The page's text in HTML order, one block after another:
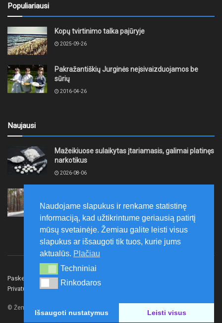
Populiariausi
Kopų tvirtinimo talka pajūryje
2025-09-26
Pakražantiškių Jurginės neįsivaizduojamos be
sūrių
2016-04-26
Naujausi
Mažeikiuose sulaikytas įtariamasis, galimai platinęs
narkotikus
2026-08-06
priemonių keliamo triukšmo kontrolė
2026-08-06
Paskelbk naujieną Rašyti redakcijai
Privatumo politika
© Žemaitijos gidas.
Naudojame slapukus ir renkame statistinę
informaciją, kad užtikrintume geriausią patirtį
mūsų svetainėje. Žemiau galite leisti visus
slapukus ar išsaugoti tik tuos, kurie jums
aktualūs. Plačiau
Techniniai
Techniniai
Rinkodaros
Rinkodaros
Išsaugoti nustatymus Leisti visus